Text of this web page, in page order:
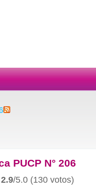
PUCP N° 206
/5.0 (130 votos)